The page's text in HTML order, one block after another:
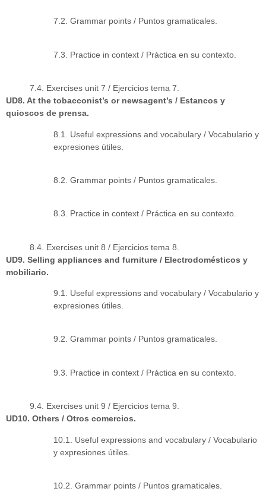
7.2. Grammar points / Puntos gramaticales.
7.3. Practice in context / Práctica en su contexto.
7.4. Exercises unit 7 / Ejercicios tema 7.
UD8. At the tobacconist’s or newsagent’s / Estancos y
quioscos de prensa.
8.1. Useful expressions and vocabulary / Vocabulario y
expresiones útiles.
8.2. Grammar points / Puntos gramaticales.
8.3. Practice in context / Práctica en su contexto.
8.4. Exercises unit 8 / Ejercicios tema 8.
UD9. Selling appliances and furniture / Electrodomésticos y
mobiliario.
9.1. Useful expressions and vocabulary / Vocabulario y
expresiones útiles.
9.2. Grammar points / Puntos gramaticales.
9.3. Practice in context / Práctica en su contexto.
9.4. Exercises unit 9 / Ejercicios tema 9.
UD10. Others / Otros comercios.
10.1. Useful expressions and vocabulary / Vocabulario
y expresiones útiles.
10.2. Grammar points / Puntos gramaticales.